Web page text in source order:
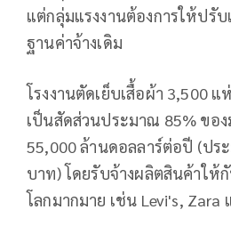
แต่กลุ่มแรงงานต้องการให้ปรั
ฐานค่าจ้างเดิม
โรงงานตัดเย็บเสื้อผ้า 3,500
เป็นสัดส่วนประมาณ 85% ของ
55,000 ล้านดอลลาร์ต่อปี (ปร
บาท) โดยรับจ้างผลิตสินค้าใ
โลกมากมาย เช่น Levi's, Zara